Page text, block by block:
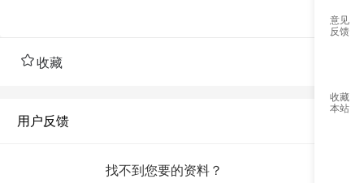
收藏
用户反馈
找不到您要的资料？
意见
反馈
收藏
本站